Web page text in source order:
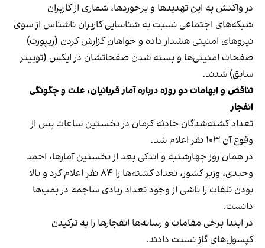
در واکنش به این تهدیدها و برخوردها، شماری از کاربران
شبکه‌های اجتماعی نسبت به شناسایی کاربران ناشناس از سوی
نیروهای امنیتی هشدار داده و خواهان گزارش کردن (ریپورت)
صفحات امنیتی‌ها و بسته شدن صفحاتشان در ایکس (توییتر
سابق) شدند.
تناقض و ابهامات دو روزه درباره آمار قربانیان، علت و چگونگی
انفجار
تعداد کشته‌شدگان حادثه کرمان در نخستین ساعات پس از
وقوع آن ۱۰۳ نفر اعلام شد.
در همان روز چهارشنبه و اندکی بعد از نخستین آمارها، احمد
وحیدی، وزیر کشور، تعداد کشته‌ها را ۸۴ نفر اعلام کرد و بالا
بودن تلفات را ناشی از وجود تعداد زیادی ساچمه در بمب‌ها
دانست.
در ابتدا برخی مقامات و رسانه‌ها انفجارها را به ترکیدن
کپسول‌های گاز نسبت دادند.